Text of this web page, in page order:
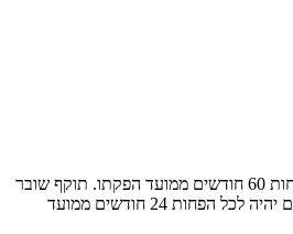
תוקף שובר כספי הינו לכל הפחות 60 חודשים ממועד הפקתו. תוקף שובר
לרכישת מוצר או שירות מסויים יהיה לכל הפחות 24 חודשים ממועד